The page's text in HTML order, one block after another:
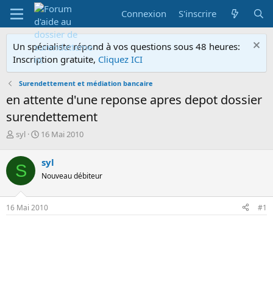
Connexion S'inscrire
Un spécialiste répond à vos questions sous 48 heures:
Inscription gratuite, Cliquez ICI
Surendettement et médiation bancaire
en attente d'une reponse apres depot dossier
surendettement
A
t
e
u
r
d
e
syl
D
e
d
d
é
16 Mai 2010
S syl
Nouveau débiteur
16 Mai 2010 #1